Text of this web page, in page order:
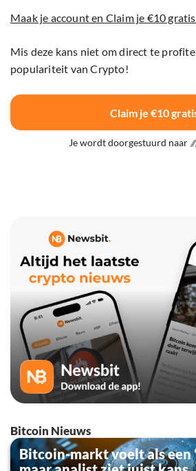
Maak je account en Claim je €10
Mis deze kans niet om direct te
populariteit van Crypto!
Claim je €10
Je wordt doorgestuurd naar
Bitcoin Nieuws
Bitcoin-markt voelt als een